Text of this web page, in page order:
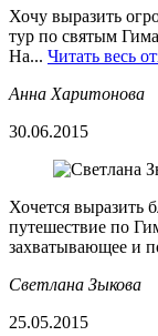
Хочу выразить
тур по святым
На... Читать весь
Анна Харитонова
30.06.2015
Хочется выразить
путешествие по
захватывающее и
Светлана Зыкова
25.05.2015